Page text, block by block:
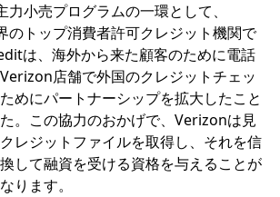
力小売プログラムの一環として、
のトップ消費者許可クレジット機関で
は、海外から来た顧客のために電話
店舗で外国のクレジットチェッ
めにパートナーシップを拡大したこと
。この協力のおかげで、Verizonは見
レジットファイルを取得し、それを信
して融資を受ける資格を与えることが
ります。